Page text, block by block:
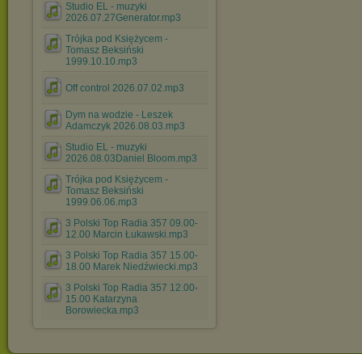
Studio EL - muzyki
2026.07.27Generator.mp3
Trójka pod Księżycem -
Tomasz Beksiński
1999.10.10.mp3
Off control 2026.07.02.mp3
Dym na wodzie - Leszek
Adamczyk 2026.08.03.mp3
Studio EL - muzyki
2026.08.03Daniel Bloom.mp3
Trójka pod Księżycem -
Tomasz Beksiński
1999.06.06.mp3
3 Polski Top Radia 357 09.00-
12.00 Marcin Łukawski.mp3
3 Polski Top Radia 357 15.00-
18.00 Marek Niedźwiecki.mp3
3 Polski Top Radia 357 12.00-
15.00 Katarzyna
Borowiecka.mp3